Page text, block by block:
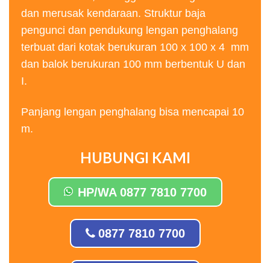
dan merusak kendaraan. Struktur baja
pengunci dan pendukung lengan penghalang
terbuat dari kotak berukuran 100 x 100 x 4 mm
dan balok berukuran 100 mm berbentuk U dan
I.
Panjang lengan penghalang bisa mencapai 10
m.
HUBUNGI KAMI
HP/WA 0877 7810 7700
0877 7810 7700